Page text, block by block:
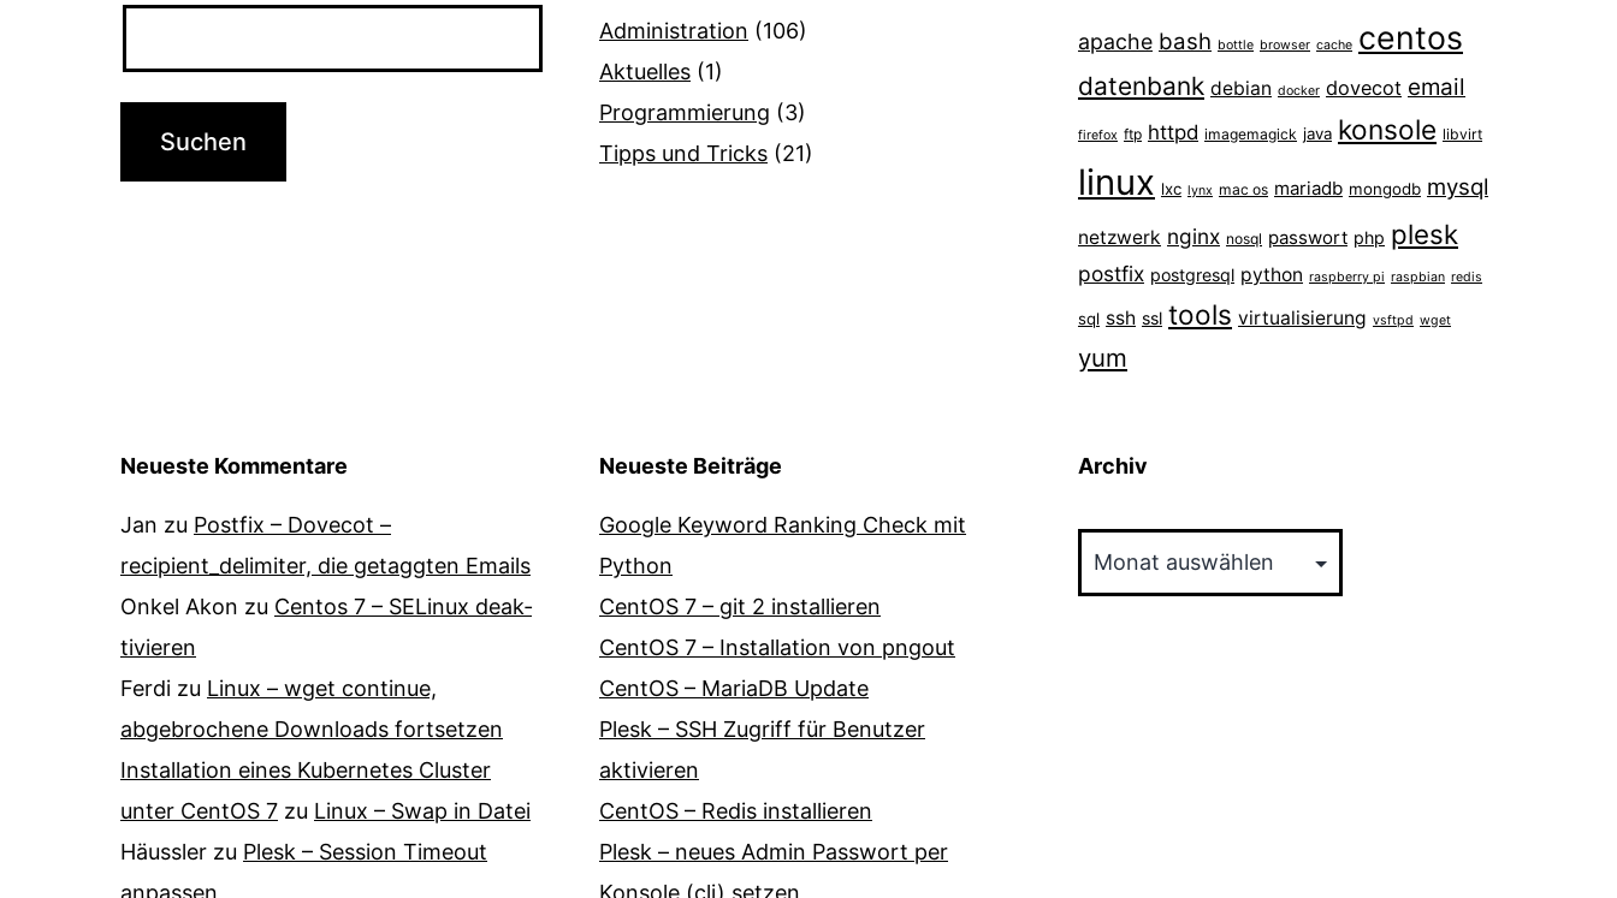
Administration (106)
Aktuelles (1)
Programmierung (3)
Tipps und Tricks (21)
apache bash bottle browser cache centos
datenbank debian docker dovecot email
firefox ftp httpd imagemagick java konsole libvirt
linux lxc lynx mac os mariadb mongodb mysql
netzwerk nginx nosql passwort php plesk
postfix postgresql python raspberry pi raspbian redis
sql ssh ssl tools virtualisierung vsftpd wget
yum
Neueste Kommentare
Jan zu Postfix – Dovecot –
recipient_delimiter, die getaggten Emails
Onkel Akon zu Centos 7 – SELinux de­ak­
ti­vie­ren
Ferdi zu Linux – wget continue,
abgebrochene Downloads fortsetzen
Installation eines Kubernetes Cluster
unter CentOS 7 zu Linux – Swap in Datei
Häussler zu Plesk – Session Timeout
anpassen
Neueste Beiträge
Google Keyword Ranking Check mit
Python
CentOS 7 – git 2 installieren
CentOS 7 – Installation von pngout
CentOS – MariaDB Update
Plesk – SSH Zugriff für Benutzer
aktivieren
CentOS – Redis installieren
Plesk – neues Admin Passwort per
Konsole (cli) setzen
Archiv